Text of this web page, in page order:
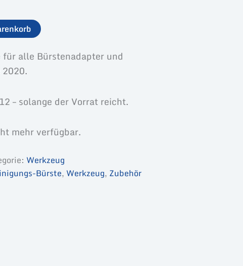
alle Bürstenadapter und
– solange der Vorrat reicht.
mehr verfügbar.
Werkzeug
Bürste, Werkzeug, Zubehör